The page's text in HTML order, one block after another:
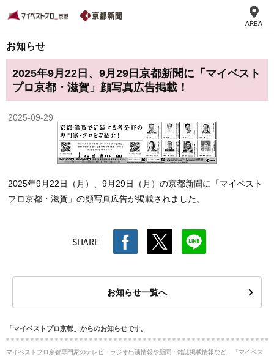
AREA
お知らせ
2025年9月22日、9月29日京都新聞に「マイベスト
プロ京都・滋賀」顔写真広告掲載！
2025-09-29
2025年9月22日（月）、9月29日（月）の京都新聞に「マイベスト
プロ京都・滋賀」の顔写真広告が掲載されました。
SHARE
お知らせ一覧へ
「マイベストプロ京都」からのお知らせです。
マイベストプロ京都専門家のテレビ・ラジオ出演情報や新聞・雑誌掲載情報など、「マイベス